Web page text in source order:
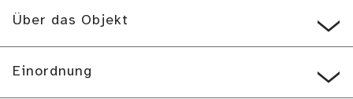
Über das Objekt
Einordnung